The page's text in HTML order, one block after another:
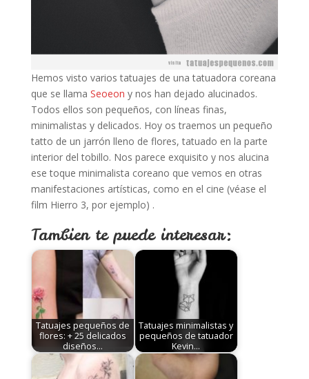
Hemos visto varios tatuajes de una tatuadora coreana
que se llama Seoeon y nos han dejado alucinados.
Todos ellos son pequeños, con líneas finas,
minimalistas y delicados. Hoy os traemos un pequeño
tatto de un jarrón lleno de flores, tatuado en la parte
interior del tobillo. Nos parece exquisito y nos alucina
ese toque minimalista coreano que vemos en otras
manifestaciones artísticas, como en el cine (véase el
film Hierro 3, por ejemplo) .
Tambien te puede interesar:
Tatuajes pequeños de
flores: + 25 delicados
diseños…
Tatuajes minimalistas y
pequeños de tatuador
Kevin…